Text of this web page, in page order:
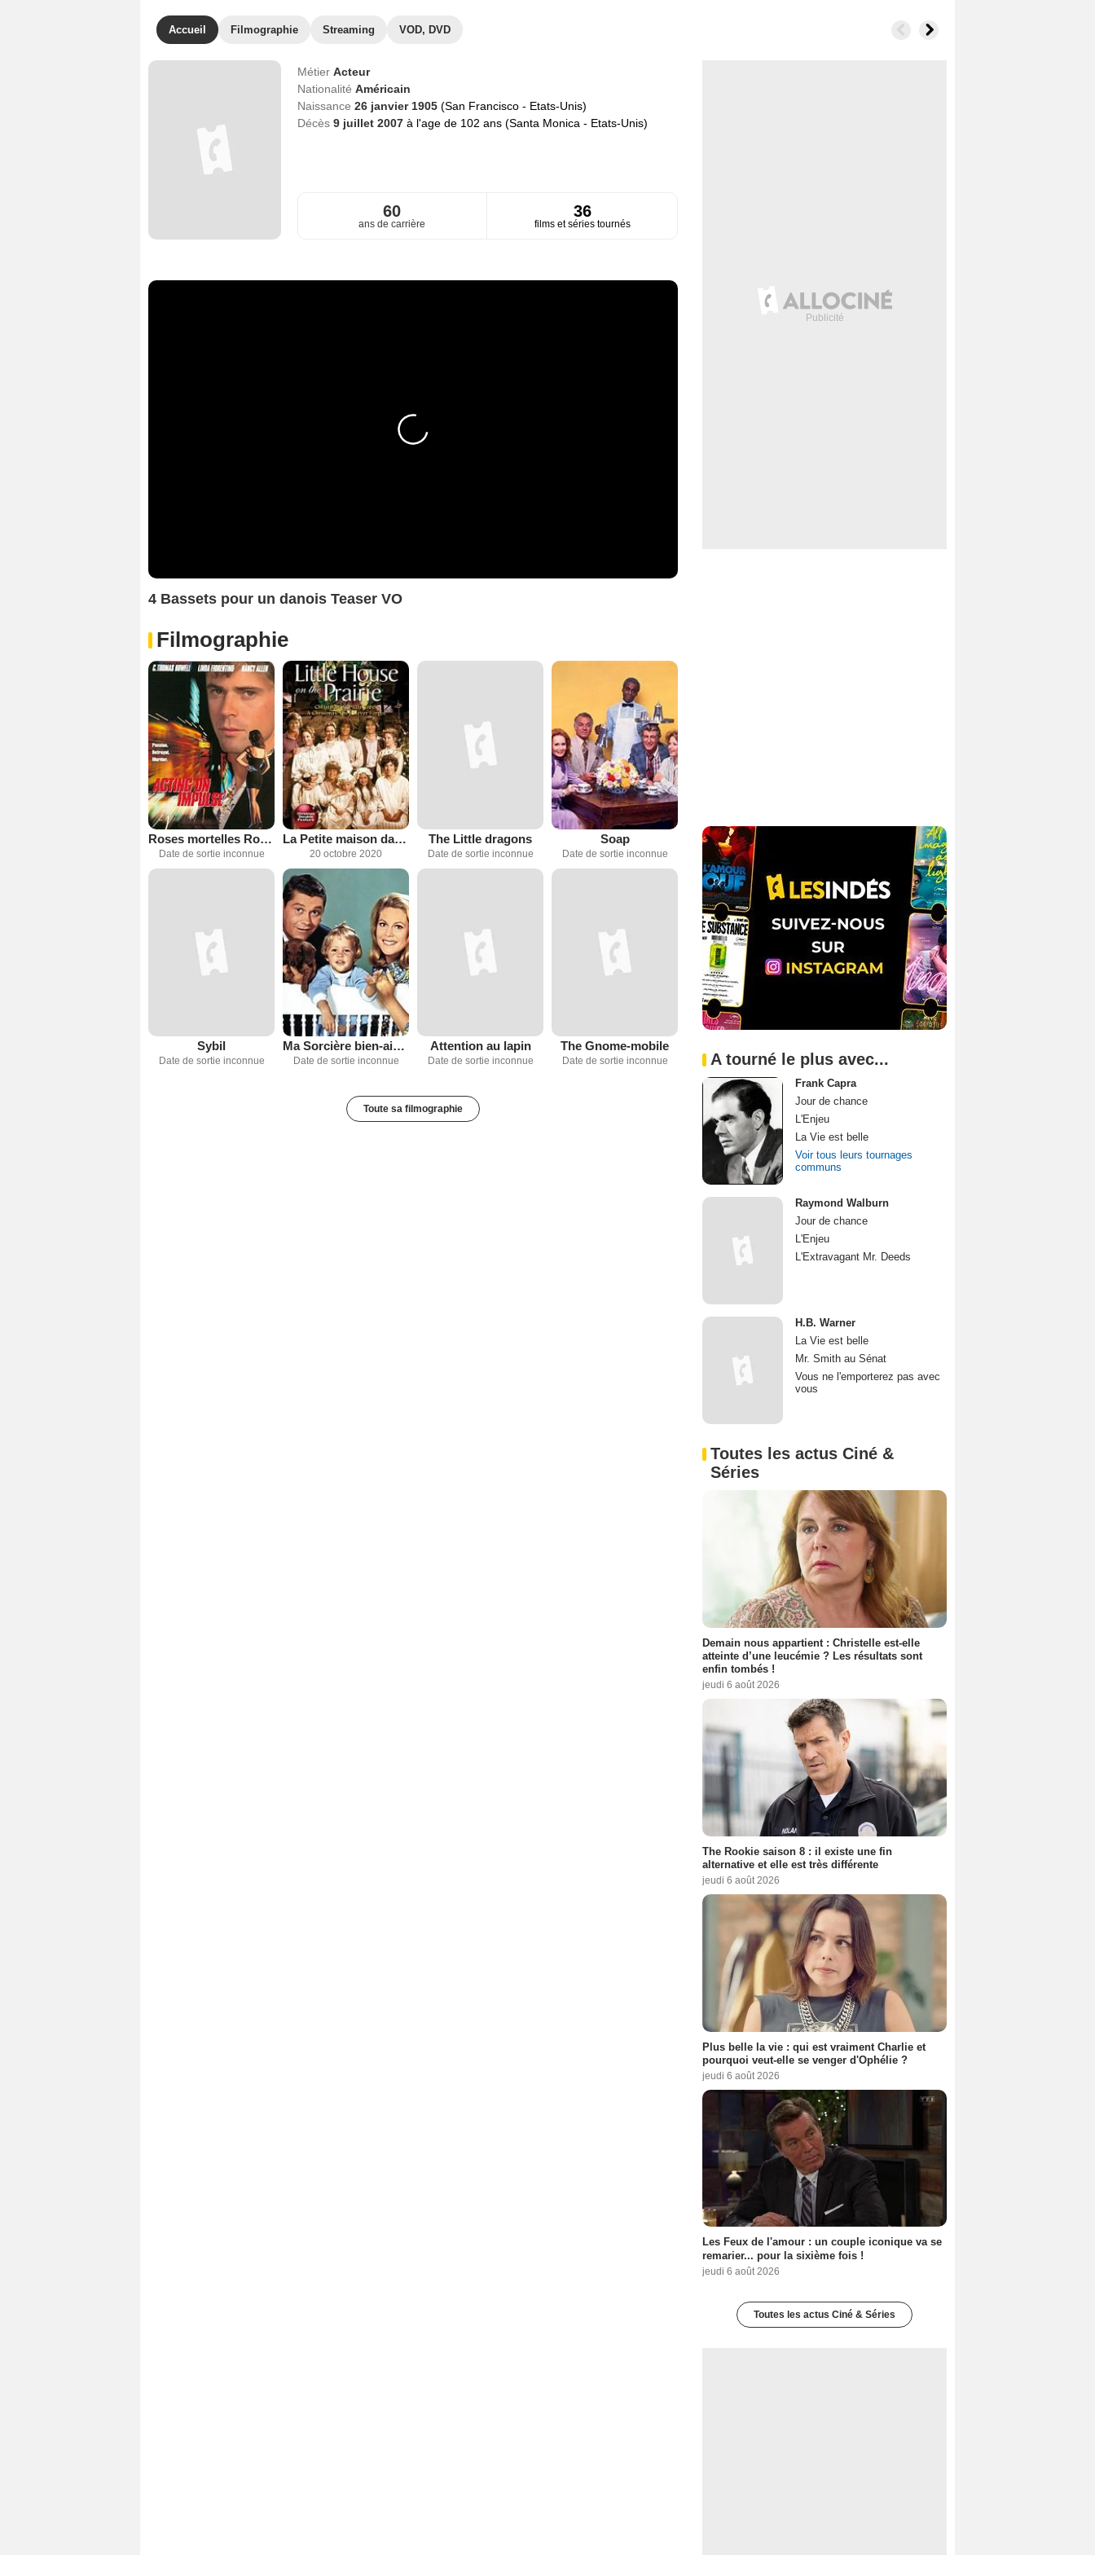
Accueil Filmographie Streaming VOD, DVD
Métier Acteur
Nationalité Américain
Naissance 26 janvier 1905 (San Francisco - Etats-Unis)
Décès 9 juillet 2007 à l'age de 102 ans (Santa Monica - Etats-Unis)
60
ans de carrière
36
films et séries tournés
4 Bassets pour un danois Teaser VO
Filmographie
Roses mortelles Roses Are Dead Acting on Impulse
Date de sortie inconnue
La Petite maison dans la prairie
20 octobre 2020
The Little dragons
Date de sortie inconnue
Soap
Date de sortie inconnue
Sybil
Date de sortie inconnue
Ma Sorcière bien-aimée
Date de sortie inconnue
Attention au lapin
Date de sortie inconnue
The Gnome-mobile
Date de sortie inconnue
Toute sa filmographie
A tourné le plus avec...
Frank Capra
Jour de chance
L'Enjeu
La Vie est belle
Voir tous leurs tournages
communs
Raymond Walburn
Jour de chance
L'Enjeu
L'Extravagant Mr. Deeds
H.B. Warner
La Vie est belle
Mr. Smith au Sénat
Vous ne l'emporterez pas avec
vous
Toutes les actus Ciné &
Séries
Demain nous appartient : Christelle est-elle
atteinte d’une leucémie ? Les résultats sont
enfin tombés !
jeudi 6 août 2026
The Rookie saison 8 : il existe une fin
alternative et elle est très différente
jeudi 6 août 2026
Plus belle la vie : qui est vraiment Charlie et
pourquoi veut-elle se venger d'Ophélie ?
jeudi 6 août 2026
Les Feux de l'amour : un couple iconique va se
remarier... pour la sixième fois !
jeudi 6 août 2026
Toutes les actus Ciné & Séries